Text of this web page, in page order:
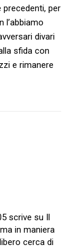
precedenti, per
l’abbiamo
divari
sfida con
e rimanere
scrive su Il
in maniera
cerca di